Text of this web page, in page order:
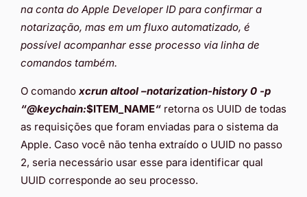
na conta do Apple Developer ID para confirmar a
notarização, mas em um fluxo automatizado, é
possível acompanhar esse processo via linha de
comandos também.
O comando xcrun altool –notarization-history 0 -p
“@keychain:$ITEM_NAME“ retorna os UUID de todas
as requisições que foram enviadas para o sistema da
Apple. Caso você não tenha extraído o UUID no passo
2, seria necessário usar esse para identificar qual
UUID corresponde ao seu processo.